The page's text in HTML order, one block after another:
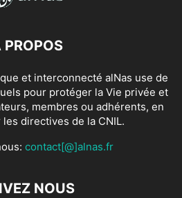
PROPOS
et interconnecté alNas use de
pour protéger la Vie privée et
membres ou adhérents, en
les directives de la CNIL.
contact[@]alnas.fr
NOUS